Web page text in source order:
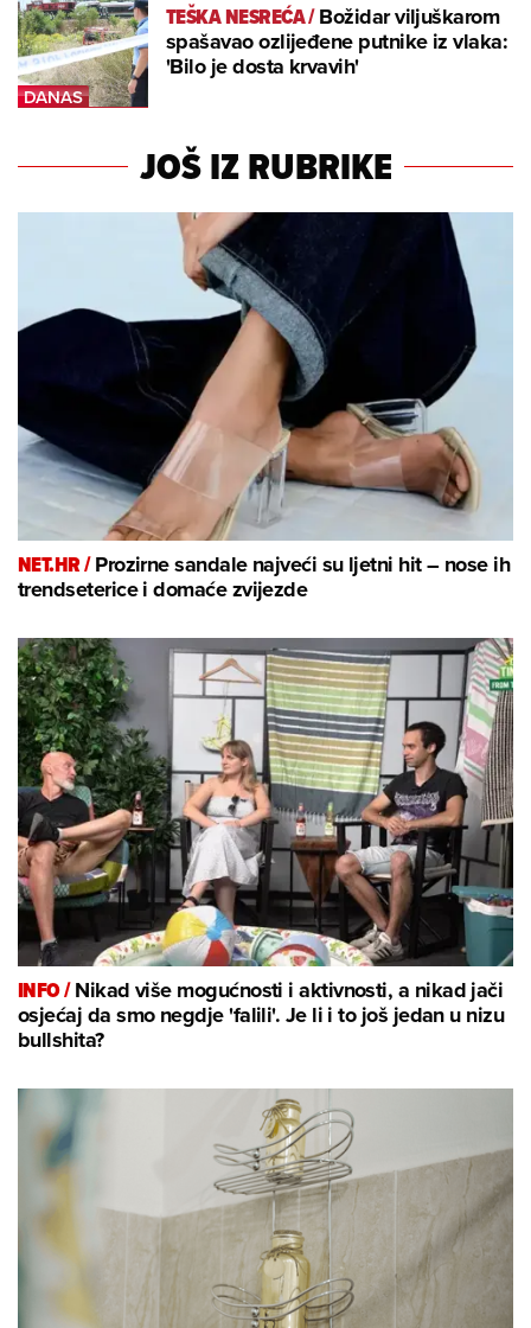
TEŠKA NESREĆA/Božidar viljuškarom
spašavao ozlijeđene putnike iz vlaka:
'Bilo je dosta krvavih'
JOŠ IZ RUBRIKE
NET.HR /Prozirne sandale najveći su ljetni hit – nose ih
trendseterice i domaće zvijezde
INFO /Nikad više mogućnosti i aktivnosti, a nikad jači
osjećaj da smo negdje 'falili'. Je li i to još jedan u nizu
bullshita?